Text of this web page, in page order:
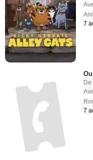
7
De
7